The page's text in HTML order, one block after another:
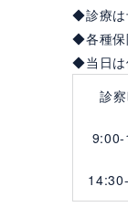
◆診療は
◆各種保
◆当日は
診